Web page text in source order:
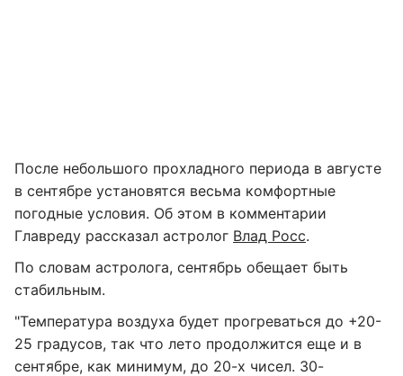
После небольшого прохладного периода в августе
в сентябре установятся весьма комфортные
погодные условия. Об этом в комментарии
Главреду рассказал астролог Влад Росс.
По словам астролога, сентябрь обещает быть
стабильным.
"Температура воздуха будет прогреваться до +20-
25 градусов, так что лето продолжится еще и в
сентябре, как минимум, до 20-х чисел. 30-